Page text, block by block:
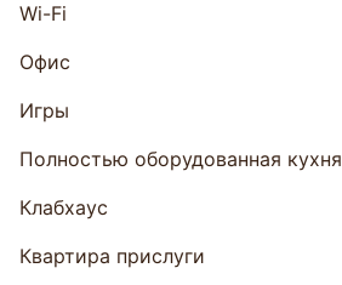
Wi-Fi
Офис
Игры
Полностью оборудованная кухня
Клабхаус
Квартира прислуги